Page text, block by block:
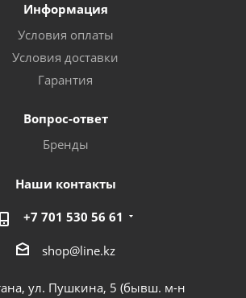
Информация
Условия оплаты
Условия доставки
Гарантия
Вопрос-ответ
Бренды
Наши контакты
+7 701 530 56 61
shop@line.kz
ул. Пушкина, 5 (бывш. м-н